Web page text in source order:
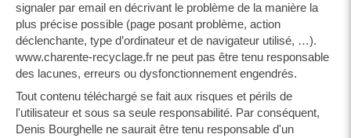
signaler par email en décrivant le problème de la manière la
plus précise possible (page posant problème, action
déclenchante, type d’ordinateur et de navigateur utilisé, …).
www.charente-recyclage.fr ne peut pas être tenu responsable
des lacunes, erreurs ou dysfonctionnement engendrés.
Tout contenu téléchargé se fait aux risques et périls de
l'utilisateur et sous sa seule responsabilité. Par conséquent,
Denis Bourghelle ne saurait être tenu responsable d'un